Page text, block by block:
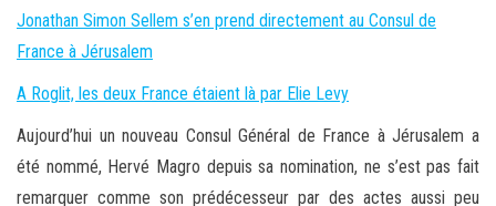
Jonathan Simon Sellem s’en prend directement au Consul de
France à Jérusalem
A Roglit, les deux France étaient là par Elie Levy
Aujourd’hui un nouveau Consul Général de France à Jérusalem a
été nommé, Hervé Magro depuis sa nomination, ne s’est pas fait
remarquer comme son prédécesseur par des actes aussi peu